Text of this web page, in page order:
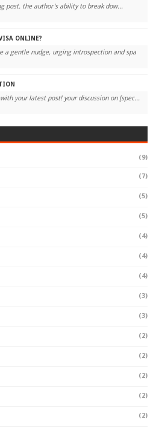
post. the author's ability to break dow...
ONLINE?
a gentle nudge, urging introspection and spa
your latest post! your discussion on [spec...
(9)
(7)
(5)
(5)
(4)
(4)
(4)
(3)
(3)
(2)
(2)
(2)
(2)
(2)